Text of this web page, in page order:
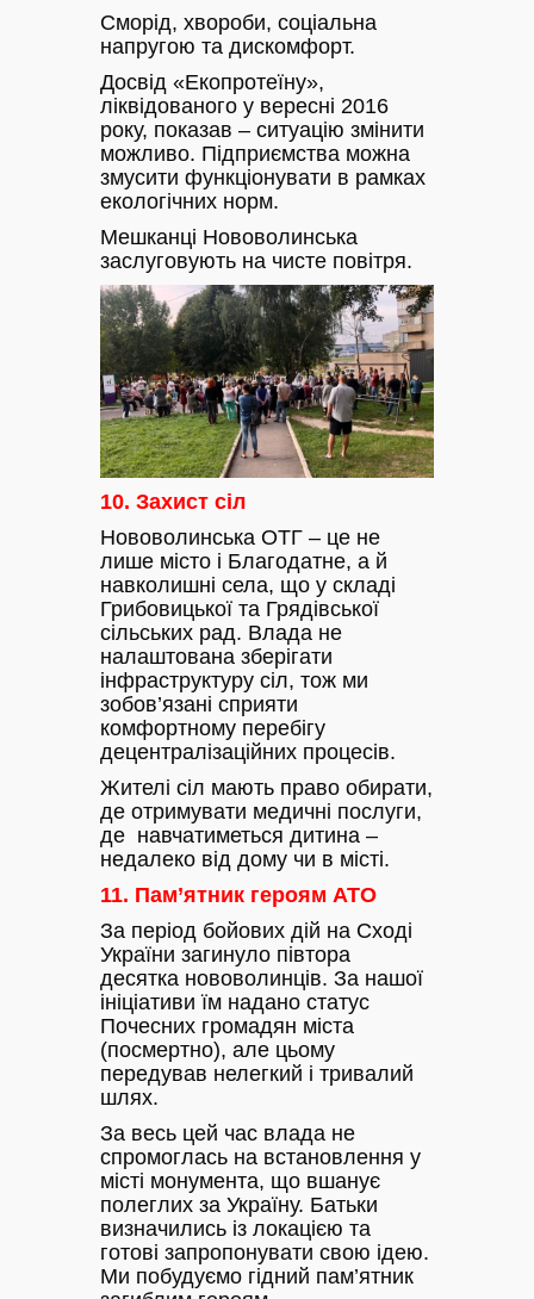
Сморід, хвороби, соціальна
напругою та дискомфорт.
Досвід «Екопротеїну»,
ліквідованого у вересні 2016
року, показав – ситуацію змінити
можливо. Підприємства можна
змусити функціонувати в рамках
екологічних норм.
Мешканці Нововолинська
заслуговують на чисте повітря.
10. Захист сіл
Нововолинська ОТГ – це не
лише місто і Благодатне, а й
навколишні села, що у складі
Грибовицької та Грядівської
сільських рад. Влада не
налаштована зберігати
інфраструктуру сіл, тож ми
зобов’язані сприяти
комфортному перебігу
децентралізаційних процесів.
Жителі сіл мають право обирати,
де отримувати медичні послуги,
де навчатиметься дитина –
недалеко від дому чи в місті.
11. Пам’ятник героям АТО
За період бойових дій на Сході
України загинуло півтора
десятка нововолинців. За нашої
ініціативи їм надано статус
Почесних громадян міста
(посмертно), але цьому
передував нелегкий і тривалий
шлях.
За весь цей час влада не
спромоглась на встановлення у
місті монумента, що вшанує
полеглих за Україну. Батьки
визначились із локацією та
готові запропонувати свою ідею.
Ми побудуємо гідний пам’ятник